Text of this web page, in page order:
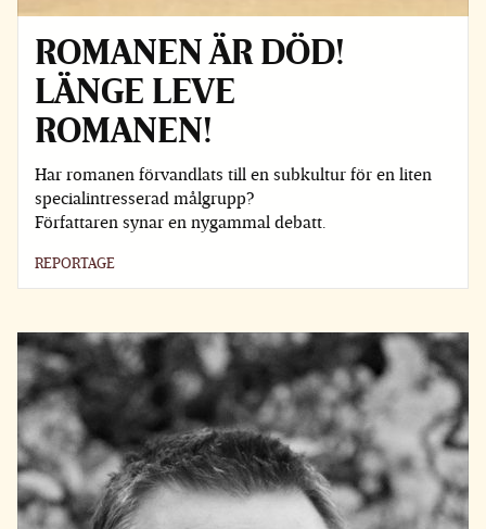
ROMANEN ÄR DÖD!
LÄNGE LEVE
ROMANEN!
Har romanen förvandlats till en subkultur för en liten
specialintresserad målgrupp?
Författaren synar en nygammal debatt.
REPORTAGE